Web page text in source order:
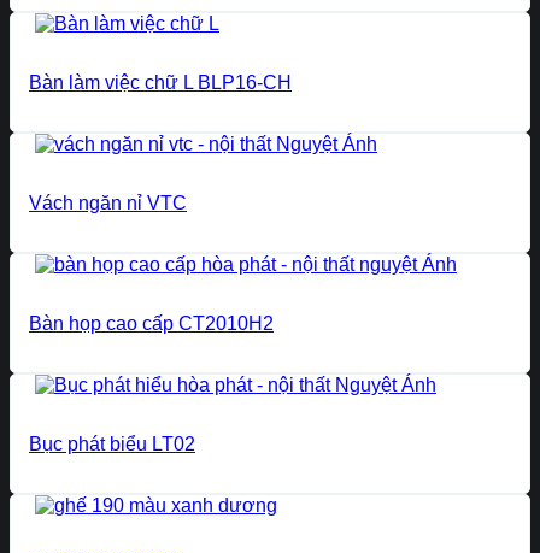
Bàn làm việc chữ L BLP16-CH
Vách ngăn nỉ VTC
Bàn họp cao cấp CT2010H2
Bục phát biểu LT02